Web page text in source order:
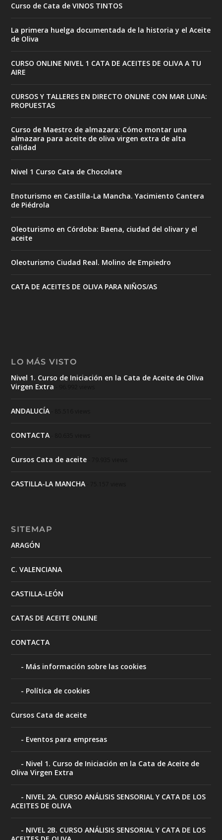
Curso de Cata de VINOS TINTOS
La primera huelga documentada de la historia y el Aceite
de Oliva
CURSO ONLINE NIVEL 1 CATA DE ACEITES DE OLIVA A TU
AIRE
CURSOS Y TALLERES EN DIRECTO ONLINE CON MAR LUNA:
PROPUESTAS
Curso de Maestro de almazara: Cómo montar una
almazara para aceite de oliva virgen extra de alta
calidad
Nivel 1 Curso Cata de Chocolate
Enoturismo en Castilla-La Mancha. Yacimiento Cantera
de Piédrola
Oleoturismo en Córdoba: Baena, ciudad del olivar y el
aceite
Oleoturismo Ciudad Real. Molino de Empiedro
CATA DE ACEITES DE OLIVA PARA NIÑOS/AS
LO MÁS VISTO
Nivel 1. Curso de Iniciación en la Cata de Aceite de Oliva
Virgen Extra
ANDALUCÍA
CONTACTA
Cursos Cata de aceite
CASTILLA-LA MANCHA
SITEMAP
ARAGÓN
C. VALENCIANA
CASTILLA-LEÓN
CATAS DE ACEITE ONLINE
CONTACTA
Más información sobre las cookies
Política de cookies
Cursos Cata de aceite
Eventos para empresas
Nivel 1. Curso de Iniciación en la Cata de Aceite de
Oliva Virgen Extra
NIVEL 2A. CURSO ANÁLISIS SENSORIAL Y CATA DE LOS
ACEITES DE OLIVA
NIVEL 2B. CURSO ANÁLISIS SENSORIAL Y CATA DE LOS